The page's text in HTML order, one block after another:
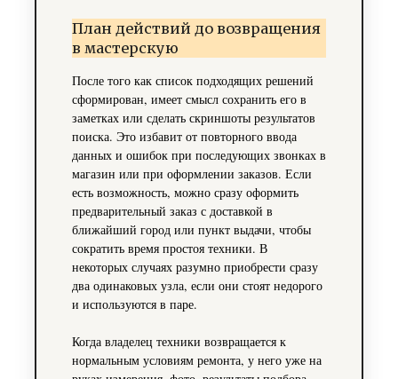
План действий до возвращения
в мастерскую
После того как список подходящих решений
сформирован, имеет смысл сохранить его в
заметках или сделать скриншоты результатов
поиска. Это избавит от повторного ввода
данных и ошибок при последующих звонках в
магазин или при оформлении заказов. Если
есть возможность, можно сразу оформить
предварительный заказ с доставкой в
ближайший город или пункт выдачи, чтобы
сократить время простоя техники. В
некоторых случаях разумно приобрести сразу
два одинаковых узла, если они стоят недорого
и используются в паре.
Когда владелец техники возвращается к
нормальным условиям ремонта, у него уже на